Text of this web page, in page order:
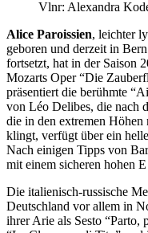
Vlnr: Alexandra
Alice Paroissien, leichter
geboren und derzeit in Bern
fortsetzt, hat in der Saison
Mozarts Oper“Die Zauberfl
präsentiert die berühmte
von Léo Delibes, die nach
die in den extremen Höhen
klingt, verfügt über ein
Nach einigen Tipps von
mit einem sicheren hohen
Die italienisch-russische
Deutschland vor allem in
ihrer Arie als Sesto “Parto,